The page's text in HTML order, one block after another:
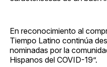
En reconocimiento al
Tiempo Latino continúa
nominadas por la
Hispanos del COVID-19”.